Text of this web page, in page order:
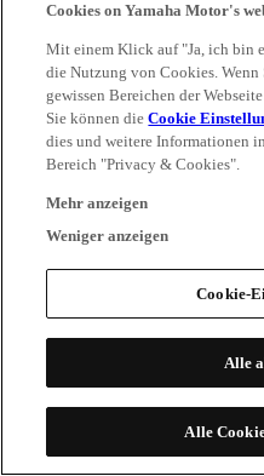
Cookies on Yamaha Motor's
Mit einem Klick auf "Ja, ich bin
die Nutzung von Cookies.
gewissen Bereichen der
Sie können dieCookie
dies und weitere Informationen
Bereich "Privacy & Cookies".
Mehr anzeigen
Weniger anzeigen
Cookie-
Alle
Alle